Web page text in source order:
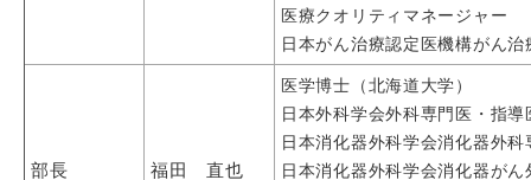
医療クオリティマネージャー
日本がん治療認定医機構がん治
部長 福田 直也
医学博士（北海道大学）
日本外科学会外科専門医・指導
日本消化器外科学会消化器外
日本消化器外科学会消化器が